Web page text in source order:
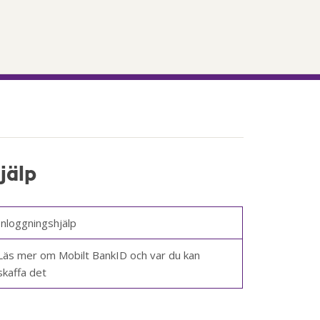
mer om Mobilt BankID och var du kan
det